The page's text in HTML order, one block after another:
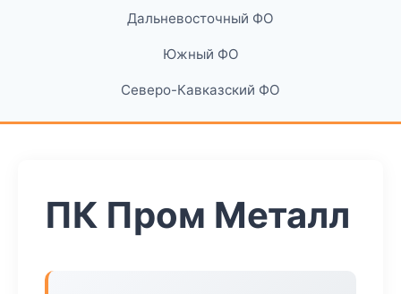
Дальневосточный ФО
Южный ФО
Северо-Кавказский ФО
ПК Пром Металл